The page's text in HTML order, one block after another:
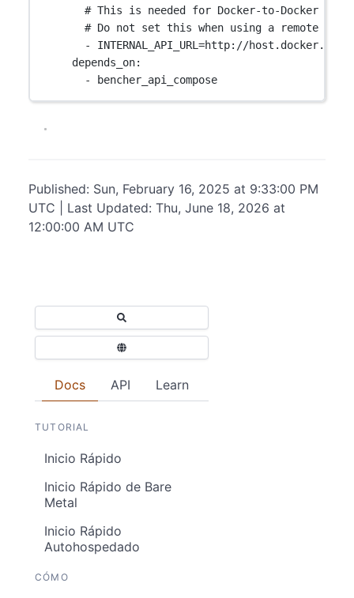
Docs API Learn
TUTORIAL
Inicio Rápido
Inicio Rápido de Bare
Metal
Inicio Rápido
Autohospedado
CÓMO
# This is needed for Docker-to-Docker
# Do not set this when using a remote
- INTERNAL_API_URL=http://
depends_on:
-
bencher_api_compose
Published: Sun, February 16, 2025 at 9:33:00 PM
UTC | Last Updated: Thu, June 18, 2026 at
12:00:00 AM UTC